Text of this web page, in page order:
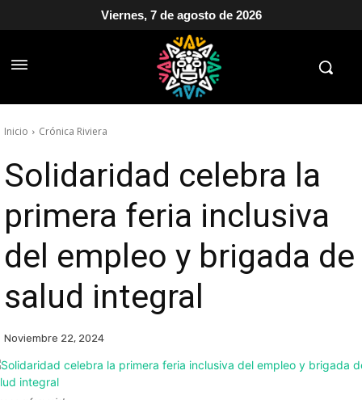
Viernes, 7 de agosto de 2026
Inicio Crónica Riviera
Solidaridad celebra la
primera feria inclusiva
del empleo y brigada de
salud integral
Noviembre 22, 2024